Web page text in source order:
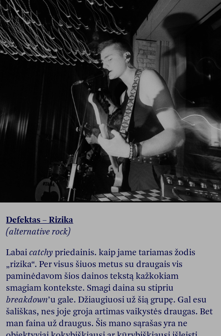
Defektas – Rizika
(alternative rock)
Labaicatchypriedainis. kaip jame tariamas žodis
„rizika“. Per visus šiuos metus su draugais vis
paminėdavom šios dainos tekstą kažkokiam
smagiam kontekste. Smagi daina su stipriu
breakdown’u gale. Džiaugiuosi už šią grupę. Gal esu
šališkas, nes joje groja artimas vaikystės draugas. Bet
man faina už draugus. Šis mano sąrašas yra ne